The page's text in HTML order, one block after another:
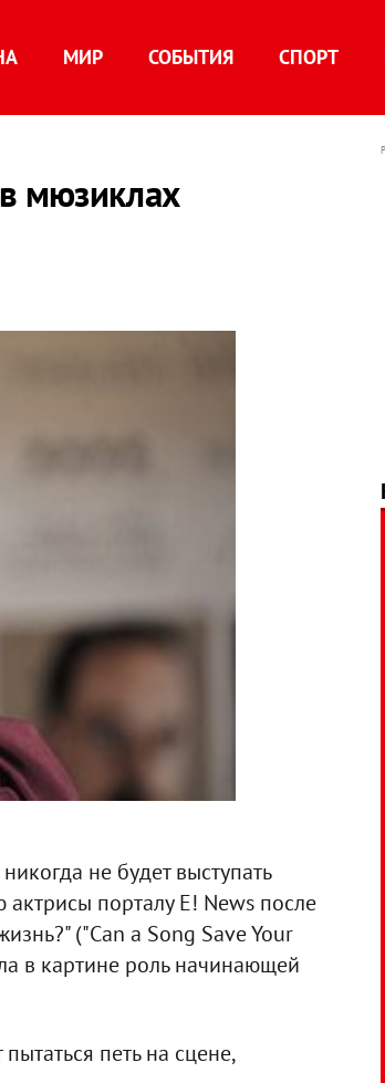
МИР СОБЫТИЯ СПОРТ
мюзиклах
не будет выступать
порталу E! News после
("Can a Song Save Your
в картине роль начинающей
петь на сцене,